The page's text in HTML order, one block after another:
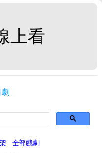
上看
劇
全部戲劇